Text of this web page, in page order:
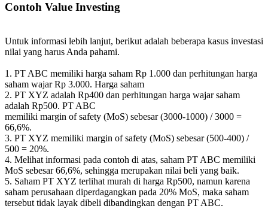
Contoh Value Investing
Untuk informasi lebih lanjut, berikut adalah beberapa kasus investasi
nilai yang harus Anda pahami.
1. PT ABC memiliki harga saham Rp 1.000 dan perhitungan harga
saham wajar Rp 3.000. Harga saham
2. PT XYZ adalah Rp400 dan perhitungan harga wajar saham
adalah Rp500. PT ABC
memiliki margin of safety (MoS) sebesar (3000-1000) / 3000 =
66,6%.
3. PT XYZ memiliki margin of safety (MoS) sebesar (500-400) /
500 = 20%.
4. Melihat informasi pada contoh di atas, saham PT ABC memiliki
MoS sebesar 66,6%, sehingga merupakan nilai beli yang baik.
5. Saham PT XYZ terlihat murah di harga Rp500, namun karena
saham perusahaan diperdagangkan pada 20% MoS, maka saham
tersebut tidak layak dibeli dibandingkan dengan PT ABC.